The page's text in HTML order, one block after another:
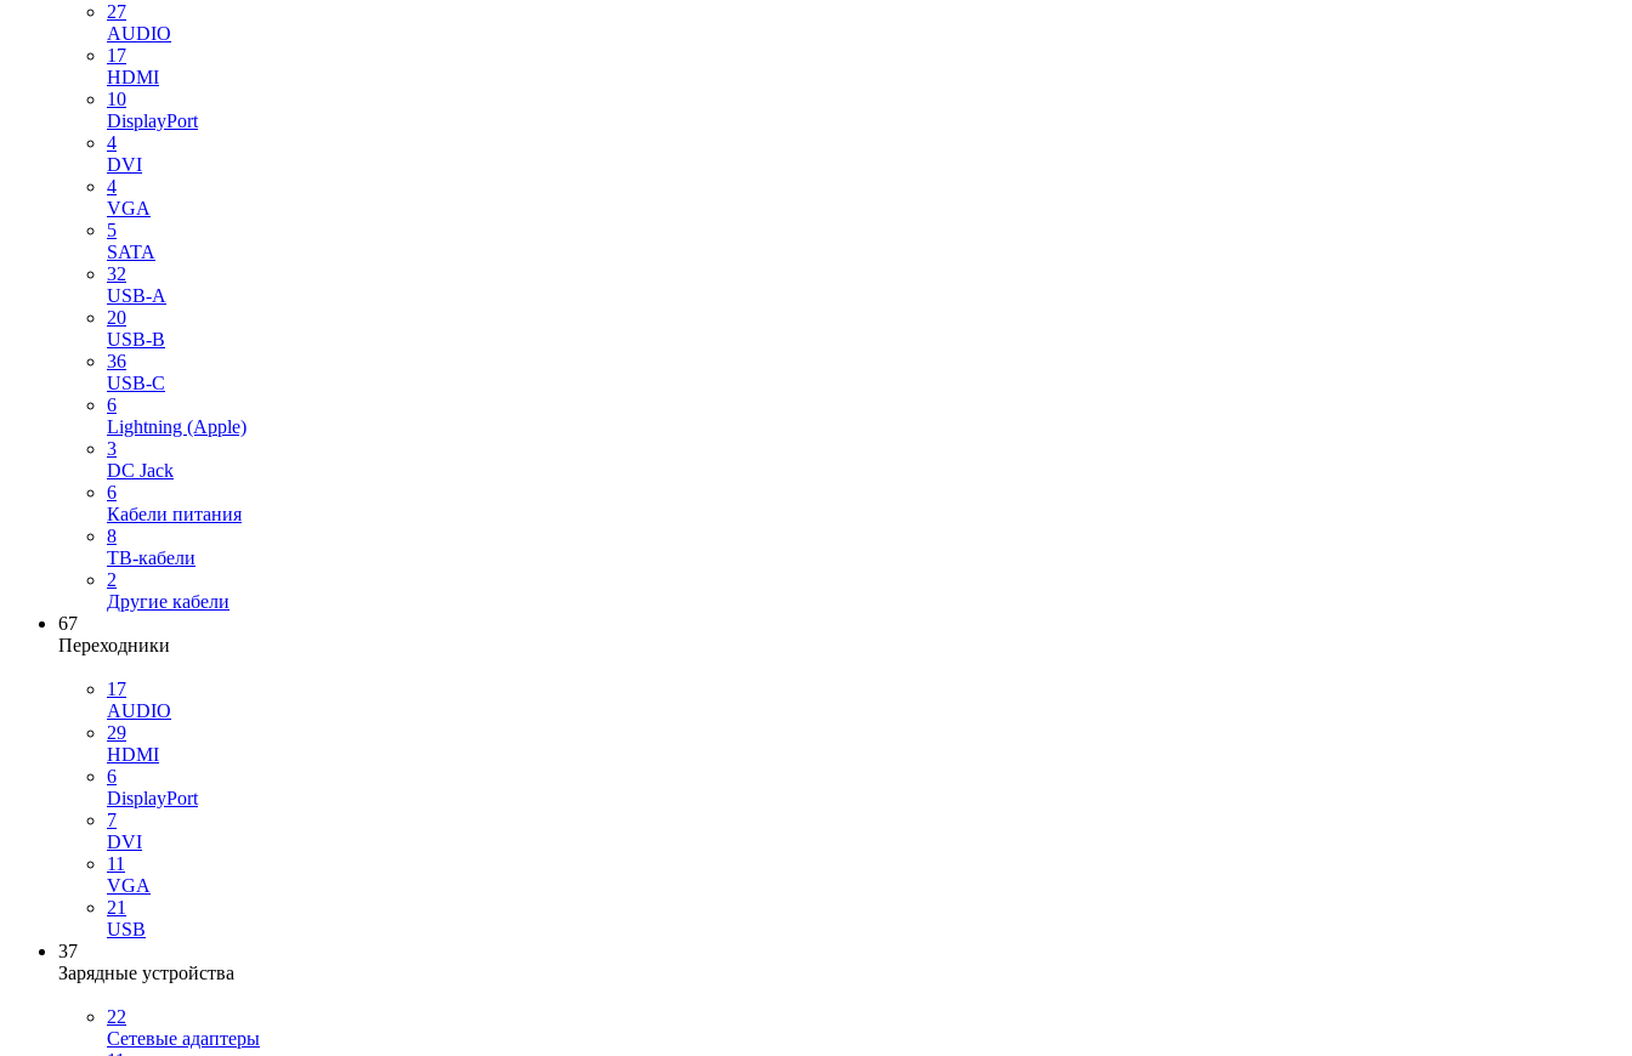
27
AUDIO
17
HDMI
10
DisplayPort
4
DVI
4
VGA
5
SATA
32
USB-A
20
USB-B
36
USB-C
6
Lightning (Apple)
3
DC Jack
6
Кабели питания
8
ТВ-кабели
2
Другие кабели
67
Переходники
17
AUDIO
29
HDMI
6
DisplayPort
7
DVI
11
VGA
21
USB
37
Зарядные устройства
22
Сетевые адаптеры